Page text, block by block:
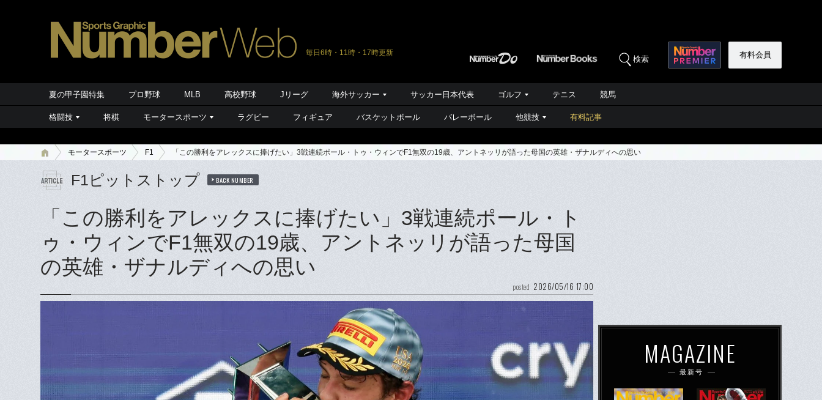
毎日6時・11時・17時更新
検索 有料会員
夏の甲子園特集 プロ野球 MLB 高校野球 Jリーグ 海外サッカー サッカー日本代表 ゴルフ テニス 競馬
格闘技 将棋 モータースポーツ ラグビー フィギュア バスケットボール バレーボール 他競技 有料記事
モータースポーツ F1 「この勝利をアレックスに捧げたい」3戦連続ポール・トゥ・ウィンでF1無双の19歳、アントネッリが語った母国の英雄・ザナルディへの思い
F1ピットストップ BACK NUMBER
「この勝利をアレックスに捧げたい」3戦連続ポール・ト
ゥ・ウィンでF1無双の19歳、アントネッリが語った母国
の英雄・ザナルディへの思い
posted 2026/05/16 17:00
MAGAZINE
最新号